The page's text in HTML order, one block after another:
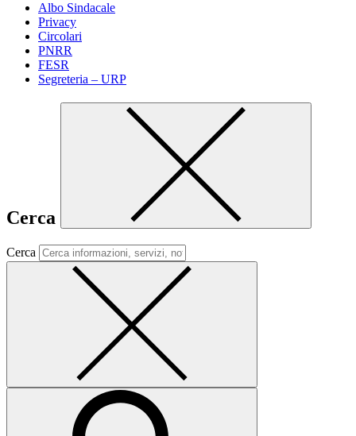
Albo Sindacale
Privacy
Circolari
PNRR
FESR
Segreteria – URP
Cerca
Cerca